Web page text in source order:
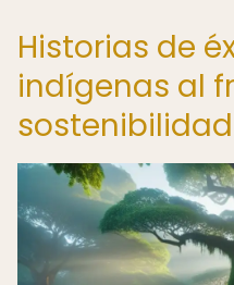
Historias de
indígenas al
sostenibilidad